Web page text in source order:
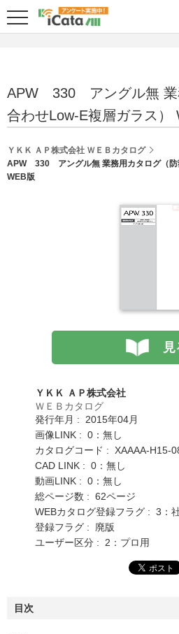
APW 330 アングル無 業
合わせLow-E複層ガラス）
ＹＫＫ ＡＰ株式会社 ＷＥＢカタログ
APW 330 アングル無 業務用カタログ（防
WEB版
見
ＹＫＫ ＡＰ株式会社
ＷＥＢカタログ
発行年月 : 2015年04月
画像LINK : 0：無し
カタログコード : XAAAA-H15-
CAD LINK : 0：無し
動画LINK : 0：無し
総ページ数 : 62ページ
WEBカタログ登録フラグ : 3：
登録フラグ : 廃版
ユーザー区分 : 2：プロ用
目次